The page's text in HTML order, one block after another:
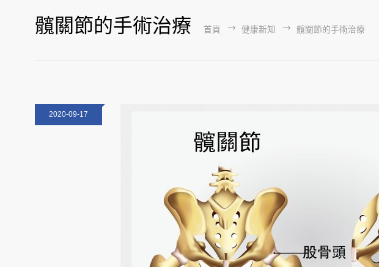
髖關節的手術治療 首頁 健康新知 髖關節的手術治療
2020-09-17